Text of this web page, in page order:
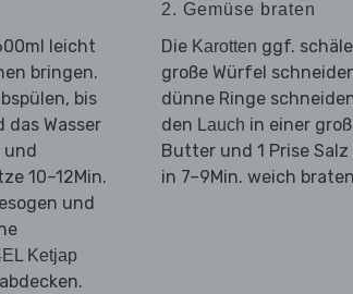
leicht
bringen.
bis
das Wasser
und
10–12Min.
und
Ketjap
2. Gemüse braten
Die Karotten ggf.
große Würfel
dünne Ringe
den Lauch in einer
Butter und 1 Prise
in 7–9Min. weich